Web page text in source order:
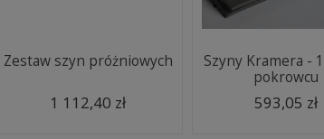
Zestaw szyn próżniowych
1 112,40 zł
Szyny Kramera -
pokrowcu
593,05 zł